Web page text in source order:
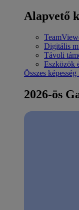
Alapvető
Digitális
Távoli
Eszközök
Összes
2026-ös